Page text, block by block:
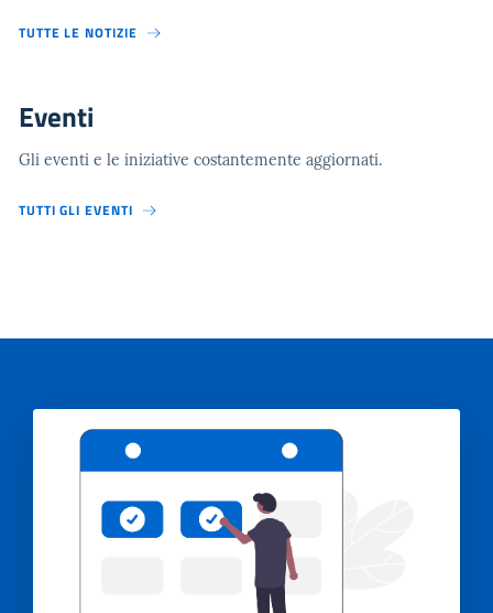
TUTTE LE NOTIZIE
Eventi
Gli eventi e le iniziative costantemente aggiornati.
TUTTI GLI EVENTI